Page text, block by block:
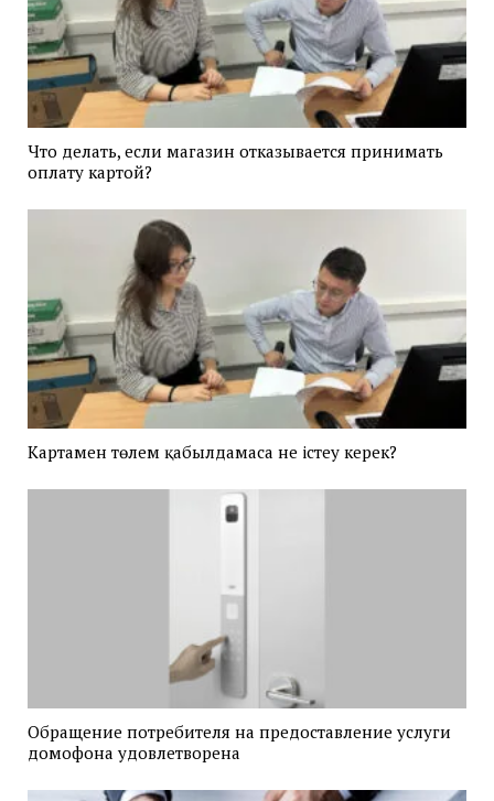
Что делать, если магазин отказывается принимать
оплату картой?
Картамен төлем қабылдамаса не істеу керек?
Обращение потребителя на предоставление услуги
домофона удовлетворена